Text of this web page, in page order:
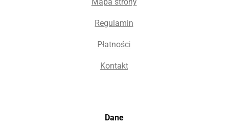
Regulamin
Płatności
Kontakt
Dane